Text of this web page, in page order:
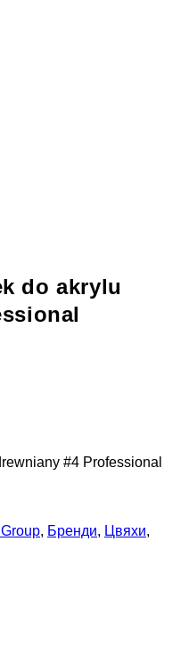
do akrylu
#4 Professional
, Бренди, Цвяхи,